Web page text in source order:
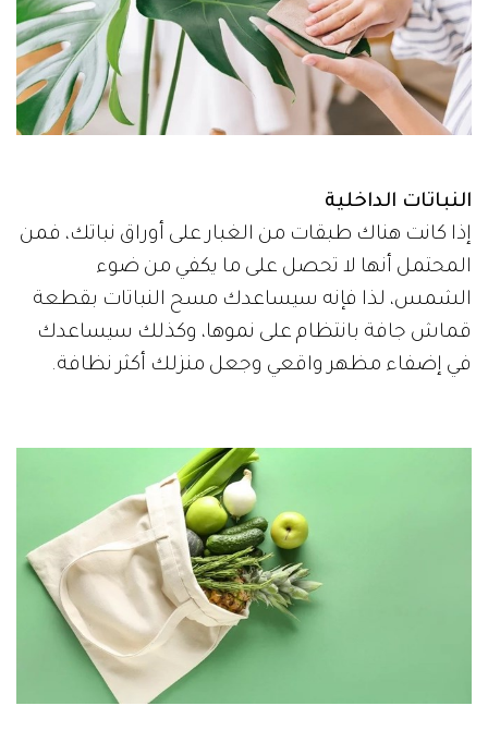
النباتات الداخلية
إذا كانت هناك طبقات من الغبار على أوراق نباتك، فمن
المحتمل أنها لا تحصل على ما يكفي من ضوء
الشمس، لذا فإنه سيساعدك مسح النباتات بقطعة
قماش جافة بانتظام على نموها، وكذلك سيساعدك
في إضفاء مظهر واقعي وجعل منزلك أكثر نظافة.